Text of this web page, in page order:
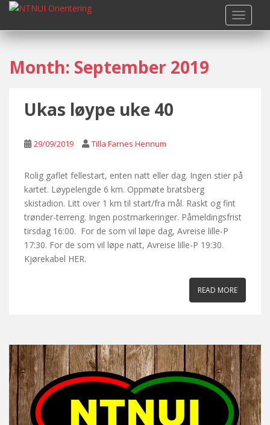
i
Month: September 2019
Ukas løype uke 40
29/09/2019 Tilla Farnes Hennum
Rolig gaflet fellestart, enten natt eller dag. Ingen stier på
kartet. Løypelengde 6 km. Oppmøte bratsberg
skistadion. Litt over 1 km til start/fra mål. Raskt og fint
trønder-terreng. Ingen postmarkeringer. Påmeldingsfrist
tirsdag 16:00. For de som vil løpe dag, Avreise lille-P
17:30. For de som vil løpe natt, Avreise lille-P 19:30.
Kjørekabel HER.
READ MORE